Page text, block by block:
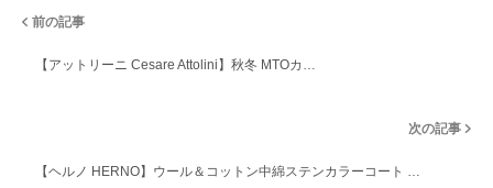
前の記事
【アットリーニ Cesare Attolini】秋冬 MTOカ…
次の記事
【ヘルノ HERNO】ウール＆コットン中綿ステンカラーコート …